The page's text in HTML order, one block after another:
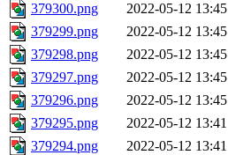
379300.png
2022-05-12 13:45
379299.png
2022-05-12 13:45
379298.png
2022-05-12 13:45
379297.png
2022-05-12 13:45
379296.png
2022-05-12 13:45
379295.png
2022-05-12 13:41
379294.png
2022-05-12 13:41